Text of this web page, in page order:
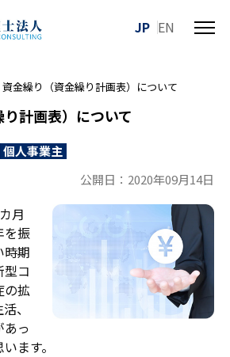
JP EN
メ
る
資金繰り（資金繰り計画表）について
計画表）について
個人事業主
公開日：2020年09月14日
月
を振
時期
コ
の拡
、
っ
ます。